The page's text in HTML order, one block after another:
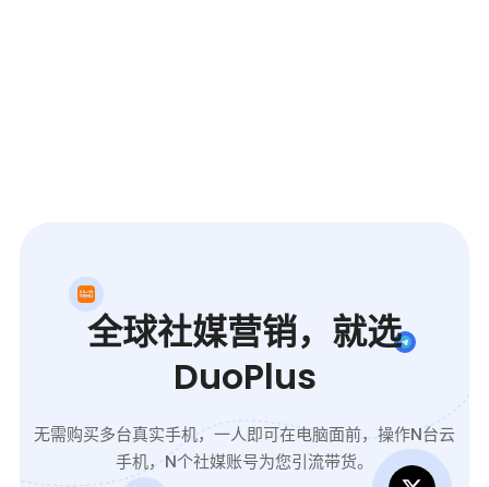
全球社媒营销，就选
DuoPlus
无需购买多台真实手机，一人即可在电脑面前，操作N台云
手机，N个社媒账号为您引流带货。